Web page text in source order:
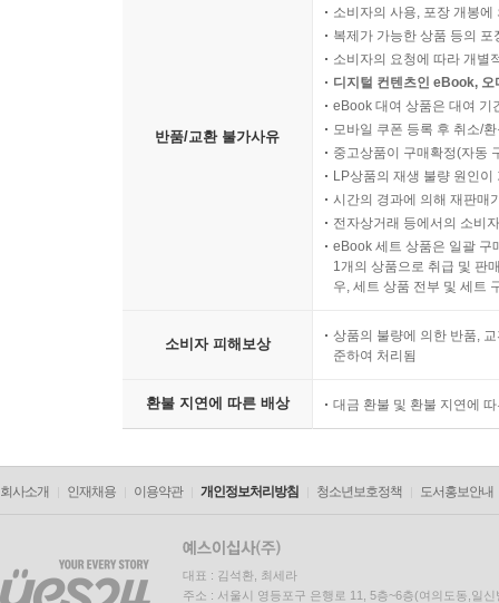
반품/교환 불가사유
소비자의 사용, 포장 개봉
복제가 가능한 상품 등의
소비자의 요청에 따라 개별
디지털 컨텐츠인 eBook,
eBook 대여 상품은 대여 기
모바일 쿠폰 등록 후 취소/
중고상품이 구매확정(자동
LP상품의 재생 불량 원인
시간의 경과에 의해 재판매
전자상거래 등에서의 소비
eBook 세트 상품은 일괄 구
1개의 상품으로 취급 및 판
우, 세트 상품 전부 및 세트
소비자 피해보상
상품의 불량에 의한 반품,
준하여 처리됨
환불 지연에 따른 배상 대금 환불 및 환불 지연에
회사소개 인재채용 이용약관 개인정보처리방침 청소년보호정책 도서홍보안내
대표 : 김석환, 최세라
주소 : 서울시 영등포구 은행로 11, 5층~6층(여의도동,일신